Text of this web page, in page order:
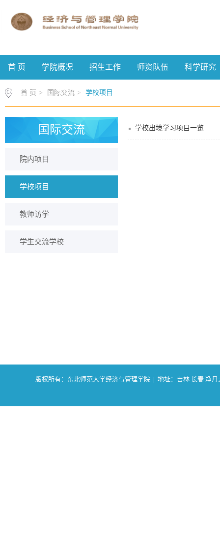
首 页 学院概况 招生工作 师资队伍 科学研究
校友工作 案例中心
首 页 > 国际交流 > 学校项目
国际交流
院内项目
学校项目
教师访学
学生交流学校
学校出境学习项目一览
版权所有：东北师范大学经济与管理学院 | 地址：吉林 长春